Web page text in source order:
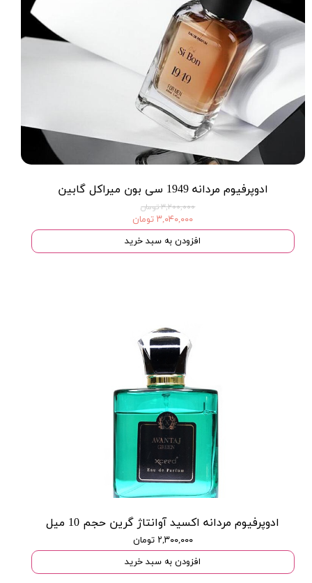
ادوپرفیوم مردانه 1949 سی بون میراکل گابین
۳,۲۰۰,۰۰۰ تومان
۳,۰۴۰,۰۰۰ تومان
افزودن به سبد خرید
ادوپرفیوم مردانه اکسید آوانتاژ گرین حجم 10 میل
۲,۳۰۰,۰۰۰ تومان
افزودن به سبد خرید